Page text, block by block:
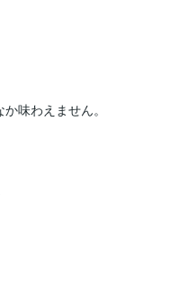
味わえません。